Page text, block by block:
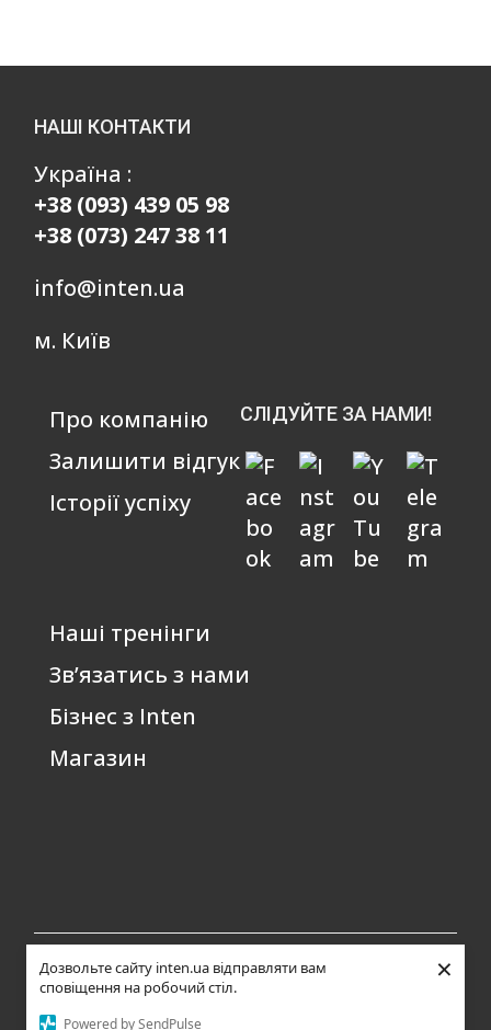
Дозвольте сайту inten.ua відправляти вам
сповіщення на робочий стіл.
Powered by SendPulse
×
НАШІ КОНТАКТИ
Україна :
+38 (093) 439 05 98
+38 (073) 247 38 11
info@inten.ua
м. Київ
Про компанію
Залишити відгук
Історії успіху
СЛІДУЙТЕ ЗА НАМИ!
Наші тренінги
Зв’язатись з нами
Бізнес з Inten
Магазин
Всі права захищені ©
2006-2026 inten.ua А.І.
Сподін
Політика конфіденційності
Відмова від
відповідальності